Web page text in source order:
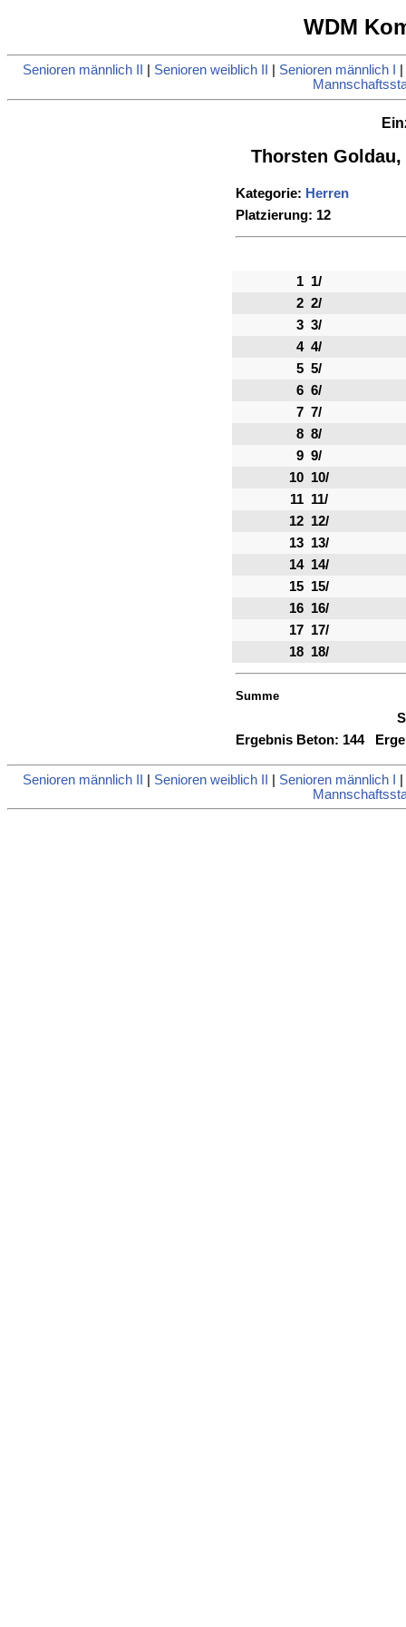
WDM
Senioren männlich II Senioren weiblich II Senioren männlich I
Thorsten Goldau,
Kategorie: Herren
Platzierung: 12
1 1/
2 2/
3 3/
4 4/
5 5/
6 6/
7 7/
8 8/
9 9/
10 10/
11 11/
12 12/
13 13/
14 14/
15 15/
16 16/
17 17/
18 18/
Summe
Ergebnis Beton: 144
Senioren männlich II Senioren weiblich II Senioren männlich I